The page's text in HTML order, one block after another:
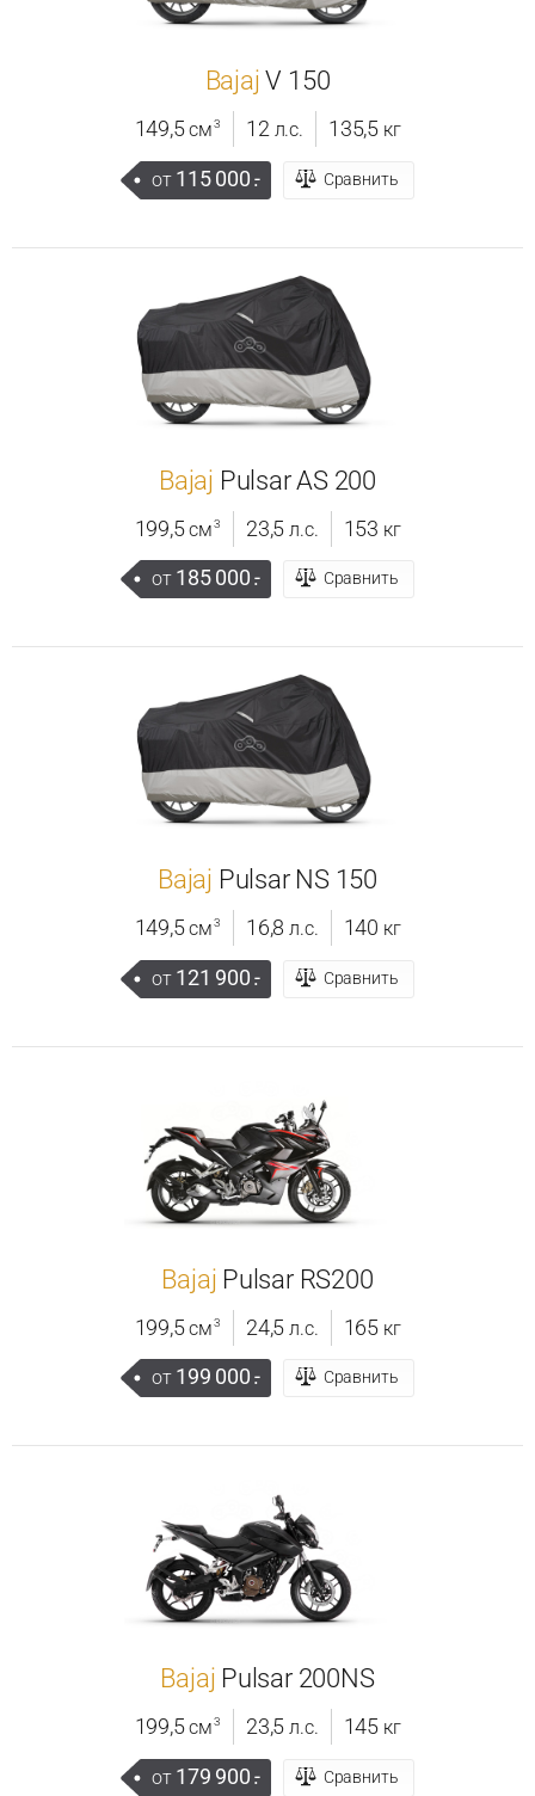
Bajaj V 150
149,5 см3 12 л.с. 135,5 кг
от 115 000.- Сравнить
Bajaj Pulsar AS 200
199,5 см3 23,5 л.с. 153 кг
от 185 000.- Сравнить
Bajaj Pulsar NS 150
149,5 см3 16,8 л.с. 140 кг
от 121 900.- Сравнить
Bajaj Pulsar RS200
199,5 см3 24,5 л.с. 165 кг
от 199 000.- Сравнить
Bajaj Pulsar 200NS
199,5 см3 23,5 л.с. 145 кг
от 179 900.- Сравнить